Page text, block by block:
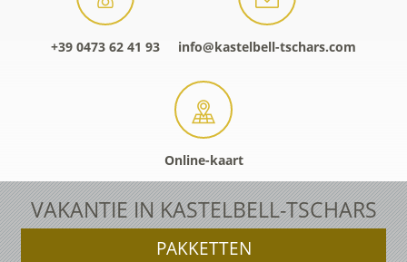
+39 0473 62 41 93 info@kastelbell-tschars.com
Online-kaart
VAKANTIE IN KASTELBELL-TSCHARS
PAKKETTEN